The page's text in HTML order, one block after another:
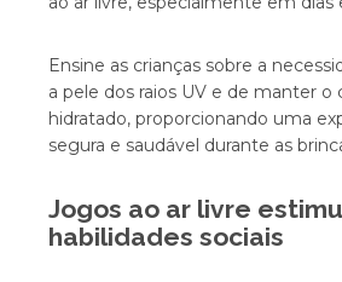
Ensine as crianças sobre a
a pele dos raios UV e de manter o
hidratado, proporcionando uma
segura e saudável durante as
Jogos ao ar livre
habilidades sociais